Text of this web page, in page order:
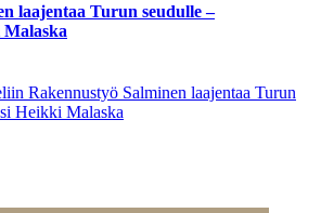
laajentaa Turun seudulle –
Rakennustyö Salminen laajentaa Turun
Heikki Malaska